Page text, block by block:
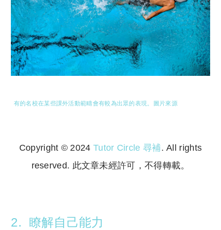
有的名校在某些課外活動範疇會有較為出眾的表現。 圖片來源
Copyright © 2024 Tutor Circle 尋補. All rights
reserved. 此文章未經許可，不得轉載。
2. 瞭解自己能力